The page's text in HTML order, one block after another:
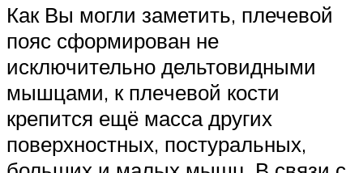
Как Вы могли заметить, плечевой
пояс сформирован не
исключительно дельтовидными
мыш­ца­ми, к пле­че­вой кос­ти
крепится ещё масса других
поверхностных, постуральных,